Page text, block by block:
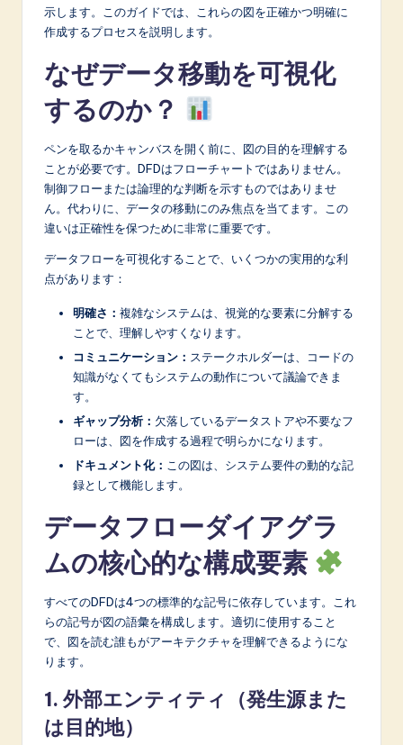
A
&
o
ti
示します。このガイドでは、これらの図を正確かつ明確に
作成するプロセスを説明します。
なぜデータ移動を可視化
するのか？
ペンを取るかキャンバスを開く前に、図の目的を理解する
ことが必要です。DFDはフローチャートではありません。
制御フローまたは論理的な判断を示すものではありませ
ん。代わりに、データの移動にのみ焦点を当てます。この
違いは正確性を保つために非常に重要です。
データフローを可視化することで、いくつかの実用的な利
点があります：
明確さ： 複雑なシステムは、視覚的な要素に分解する
ことで、理解しやすくなります。
コミュニケーション： ステークホルダーは、コードの
知識がなくてもシステムの動作について議論できま
す。
ギャップ分析： 欠落しているデータストアや不要なフ
ローは、図を作成する過程で明らかになります。
ドキュメント化： この図は、システム要件の動的な記
録として機能します。
データフローダイアグラ
ムの核心的な構成要素
すべてのDFDは4つの標準的な記号に依存しています。これ
らの記号が図の語彙を構成します。適切に使用すること
で、図を読む誰もがアーキテクチャを理解できるようにな
ります。
1. 外部エンティティ（発生源また
は目的地）